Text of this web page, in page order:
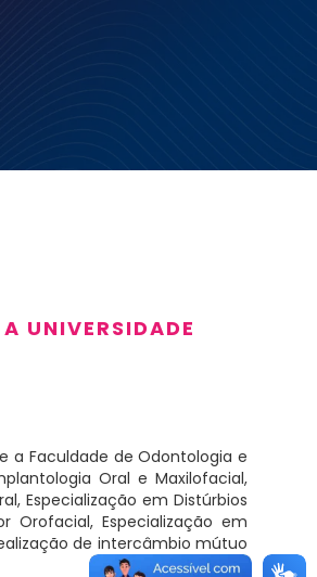
UNIVERSIDADE
Faculdade de Odontologia e
Oral eMaxilofacial,
Especialização em Distúrbios
Orofacial, Especialização em
de intercâmbio mútuo